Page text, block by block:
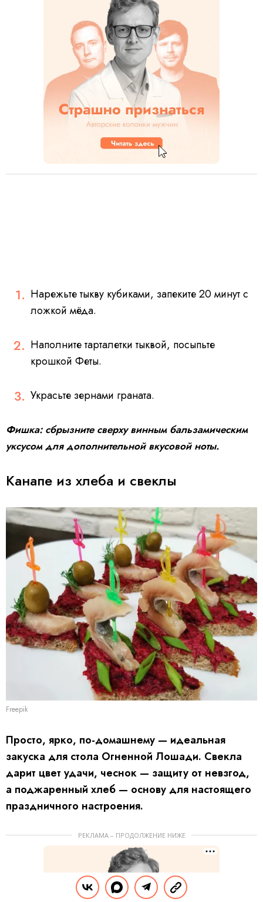
Нарежьте тыкву кубиками, запеките 20 минут с
ложкой мёда.
Наполните тарталетки тыквой, посыпьте
крошкой Феты.
Украсьте зернами граната.
Фишка: сбрызните сверху винным бальзамическим
уксусом для дополнительной вкусовой ноты.
Канапе из хлеба и свеклы
Freepik
Просто, ярко, по-домашнему — идеальная
закуска для стола Огненной Лошади. Свекла
дарит цвет удачи, чеснок — защиту от невзгод,
а поджаренный хлеб — основу для настоящего
праздничного настроения.
РЕКЛАМА – ПРОДОЛЖЕНИЕ НИЖЕ